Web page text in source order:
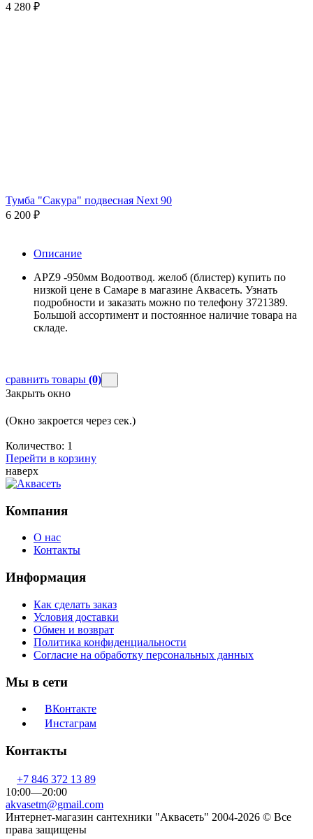
4 280 ₽
Тумба "Сакура" подвесная Next 90
6 200 ₽
Описание
APZ9 -950мм Водоотвод. желоб (блистер) купить по
низкой цене в Самаре в магазине Аквасеть. Узнать
подробности и заказать можно по телефону 3721389.
Большой ассортимент и постоянное наличие товара на
складе.
сравнить товары (0)
Закрыть окно
(Окно закроется через сек.)
Количество: 1
Перейти в корзину
наверх
Компания
О нас
Контакты
Информация
Как сделать заказ
Условия доставки
Обмен и возврат
Политика конфиденциальности
Согласие на обработку персональных данных
Мы в сети
ВКонтакте
Инстаграм
Контакты
+7 846 372 13 89
10:00—20:00
akvasetm@gmail.com
Интернет-магазин сантехники "Аквасеть" 2004-2026 © Все
права защищены